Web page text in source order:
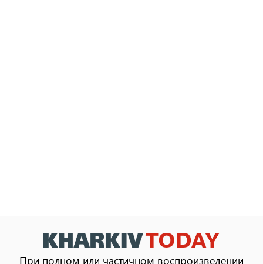
При полном или частичном воспроизведении